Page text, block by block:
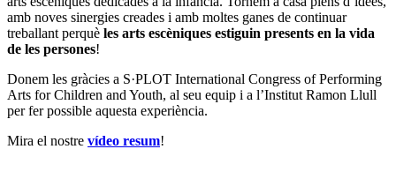
amb noves sinergies creades i amb moltes ganes de continuar
treballant perquè les arts escèniques estiguin presents en la vida
de les persones!
Donem les gràcies a S·PLOT International Congress of Performing
Arts for Children and Youth, al seu equip i a l’Institut Ramon Llull
per fer possible aquesta experiència.
Mira el nostre vídeo resum!